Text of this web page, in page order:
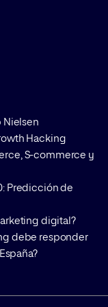
técnica de
donde los niños
mayores y ya
más difíciles
entre ellos y
fútbol base ya
11. Con todos los
en etapas
aprendiendo por
hacer
y
les empezará
que les ayudarán
Nielsen
Hacking
S-commerce y
Predicción de
digital?
debe responder